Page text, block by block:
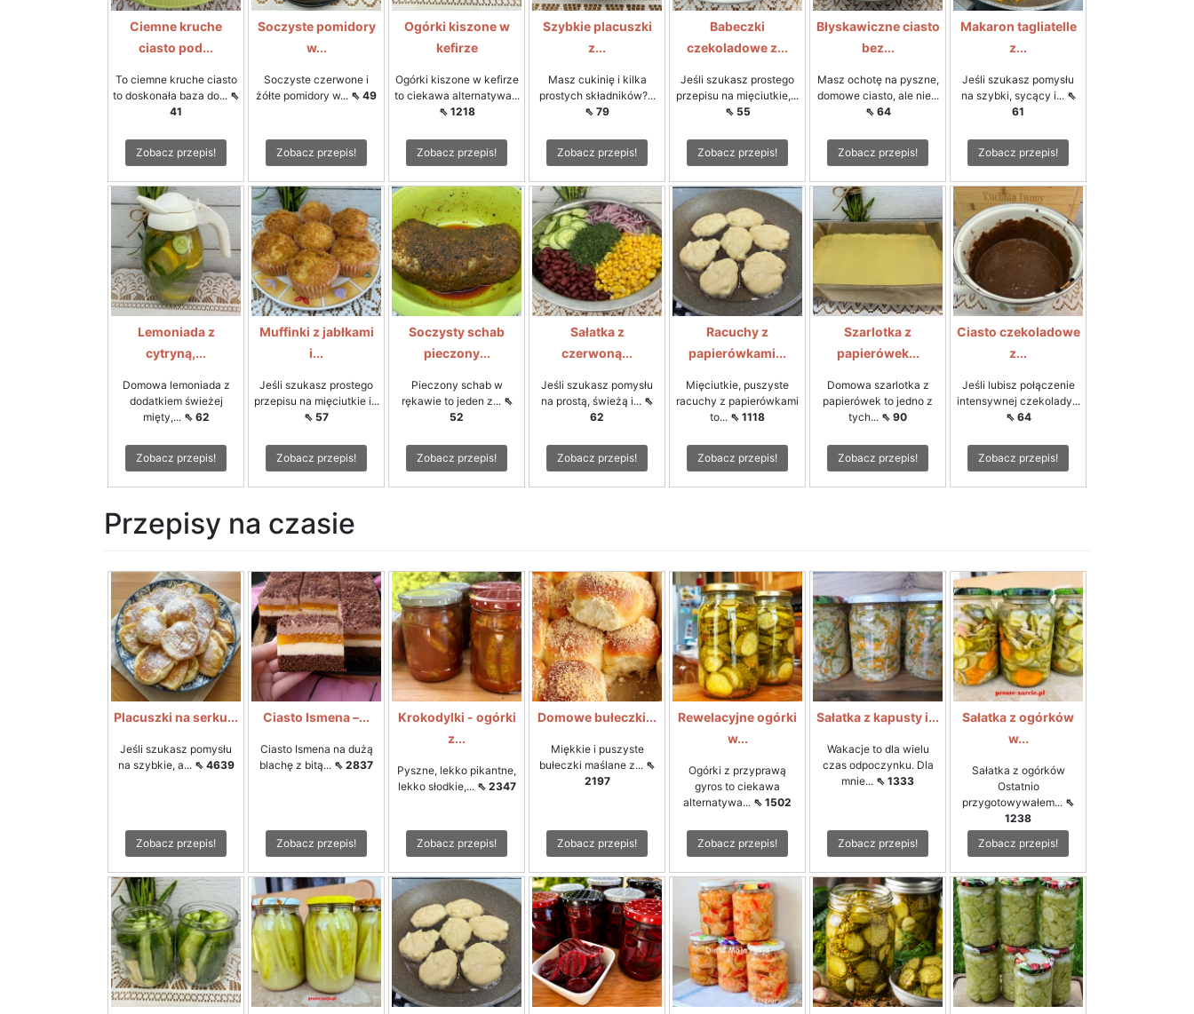
Ciemne kruche
ciasto pod...
To ciemne kruche ciasto
to doskonała baza do... ⇖
41
Zobacz przepis!
Soczyste pomidory
w...
Soczyste czerwone i
żółte pomidory w... ⇖ 49
Zobacz przepis!
Ogórki kiszone w
kefirze
Ogórki kiszone w kefirze
to ciekawa alternatywa...
⇖ 1218
Zobacz przepis!
Szybkie placuszki
z...
Masz cukinię i kilka
prostych składników?...
⇖ 79
Zobacz przepis!
Babeczki
czekoladowe z...
Jeśli szukasz prostego
przepisu na mięciutkie,...
⇖ 55
Zobacz przepis!
Błyskawiczne ciasto
bez...
Masz ochotę na pyszne,
domowe ciasto, ale nie...
⇖ 64
Zobacz przepis!
Makaron tagliatelle
z...
Jeśli szukasz pomysłu
na szybki, sycący i... ⇖
61
Zobacz przepis!
Lemoniada z
cytryną,...
Domowa lemoniada z
dodatkiem świeżej
mięty,... ⇖ 62
Zobacz przepis!
Muffinki z jabłkami
i...
Jeśli szukasz prostego
przepisu na mięciutkie i...
⇖ 57
Zobacz przepis!
Soczysty schab
pieczony...
Pieczony schab w
rękawie to jeden z... ⇖
52
Zobacz przepis!
Sałatka z
czerwoną...
Jeśli szukasz pomysłu
na prostą, świeżą i... ⇖
62
Zobacz przepis!
Racuchy z
papierówkami...
Mięciutkie, puszyste
racuchy z papierówkami
to... ⇖ 1118
Zobacz przepis!
Szarlotka z
papierówek...
Domowa szarlotka z
papierówek to jedno z
tych... ⇖ 90
Zobacz przepis!
Ciasto czekoladowe
z...
Jeśli lubisz połączenie
intensywnej czekolady...
⇖ 64
Zobacz przepis!
Przepisy na czasie
Placuszki na serku...
Jeśli szukasz pomysłu
na szybkie, a... ⇖ 4639
Zobacz przepis!
Ciasto Ismena –...
Ciasto Ismena na dużą
blachę z bitą... ⇖ 2837
Zobacz przepis!
Krokodylki - ogórki
z...
Pyszne, lekko pikantne,
lekko słodkie,... ⇖ 2347
Zobacz przepis!
Domowe bułeczki...
Miękkie i puszyste
bułeczki maślane z... ⇖
2197
Zobacz przepis!
Rewelacyjne ogórki
w...
Ogórki z przyprawą
gyros to ciekawa
alternatywa... ⇖ 1502
Zobacz przepis!
Sałatka z kapusty i...
Wakacje to dla wielu
czas odpoczynku. Dla
mnie... ⇖ 1333
Zobacz przepis!
Sałatka z ogórków
w...
Sałatka z ogórków
Ostatnio
przygotowywałem... ⇖
1238
Zobacz przepis!